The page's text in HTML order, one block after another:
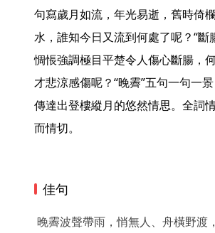
句寫歲月如流，年光易逝，舊時倚
水，誰知今日又流到何處了呢？“斷
惆悵強調極目平楚令人傷心斷腸，
才悲涼感傷呢？“晚霽”五句一句一
傳達出登樓縱月的悠然情思。全詞
而情切。
佳句
晚霽波聲帶雨，悄無人、舟橫野渡